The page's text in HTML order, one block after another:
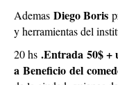
Ademas Diego Boris
y herramientas del
20 hs .Entrada 50$ +
a Beneficio del